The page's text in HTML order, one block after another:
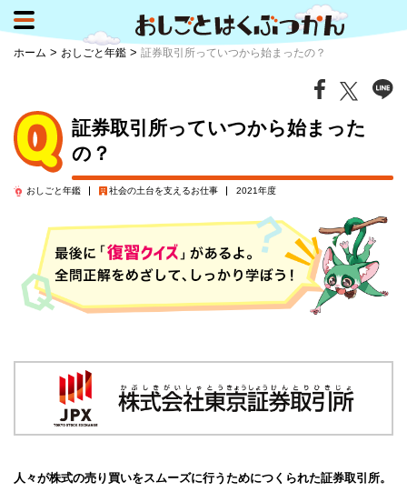
ホーム > おしごと年鑑 > 証券取引所っていつから始まったの？
証券取引所っていつから始まった
の？
おしごと年鑑 社会の土台を支えるお仕事 2021年度
人々が株式の売り買いをスムーズに行うためにつくられた証券取引所。